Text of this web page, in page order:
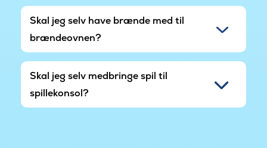
Skal jeg selv have brænde med til
brændeovnen?
Skal jeg selv medbringe spil til
spillekonsol?